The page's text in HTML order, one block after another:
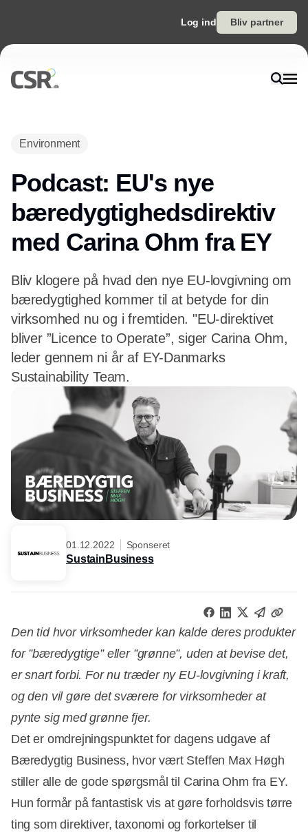
Log ind Bliv partner
Environment
Podcast: EU's nye
bæredygtighedsdirektiv
med Carina Ohm fra EY
Bliv klogere på hvad den nye EU-lovgivning om
bæredygtighed kommer til at betyde for din
virksomhed nu og i fremtiden. "EU-direktivet
bliver ”Licence to Operate”, siger Carina Ohm,
leder gennem ni år af EY-Danmarks
Sustainability Team.
01.12.2022 Sponseret
SustainBusiness
Den tid hvor virksomheder kan kalde deres produkter
for ”bæredygtige” eller ”grønne”, uden at bevise det,
er snart forbi. For nu træder ny EU-lovgivning i kraft,
og den vil gøre det sværere for virksomheder at
pynte sig med grønne fjer.
Det er omdrejningspunktet for dagens udgave af
Bæredygtig Business, hvor vært Steffen Max Høgh
stiller alle de gode spørgsmål til Carina Ohm fra EY.
Hun formår på fantastisk vis at gøre forholdsvis tørre
ting som direktiver, taxonomi og forkortelser til